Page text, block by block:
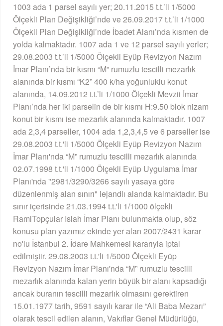
1003 ada 1 parsel sayılı yer; 20.11.2015 t.t.’li 1/5000
Ölçekli Plan Değişikliği’nde ve 26.09.2017 t.t.’li 1/1000
Ölçekli Plan Değişikliği’nde İbadet Alanı’nda kısmen de
yolda kalmaktadır. 1007 ada 1 ve 12 parsel sayılı yerler;
29.08.2003 t.t.’li 1/5000 Ölçekli Eyüp Revizyon Nazım
İmar Planı’nda bir kısmı “M” rumuzlu tescilli mezarlık
alanında bir kısmı “K2” 400 k/ha yoğunluklu konut
alanında, 14.09.2012 t.t.’li 1/1000 Ölçekli Mevzii İmar
Planı’nda her iki parselin de bir kısmı H:9.50 blok nizam
konut bir kısmı ise mezarlık alanında kalmaktadır. 1007
ada 2,3,4 parseller, 1004 ada 1,2,3,4,5 ve 6 parseller ise
29.08.2003 t.t.'li 1/5000 Ölçekli Eyüp Revizyon Nazım
İmar Planı'nda “M” rumuzlu tescilli mezarlık alanında
02.07.1998 t.t.'li 1/1000 Ölçekli Eyüp Uygulama İmar
Planı'nda "2981/3290/3266 sayılı yasaya göre
düzenlenmiş alan sınırı" lejandlı alanda kalmaktadır. Bu
sınır içerisinde 21.03.1994 t.t.'li 1/1000 ölçekli
RamiTopçular Islah İmar Planı bulunmakta olup, söz
konusu plan yazımız ekinde yer alan 2007/2431 karar
no'lu İstanbul 2. İdare Mahkemesi kararıyla iptal
edilmiştir. 29.08.2003 t.t.'li 1/5000 Ölçekli Eyüp
Revizyon Nazım İmar Planı'nda “M” rumuzlu tescilli
mezarlık alanında kalan yerin büyük bir alanı kapsadığı
ancak buranın tescilli mezarlık olmasını gerektiren
15.01.1977 tarih, 9591 sayılı karar ile “Ali Baba Mezarı”
olarak tescil edilen alanın, Vakıflar Genel Müdürlüğü,